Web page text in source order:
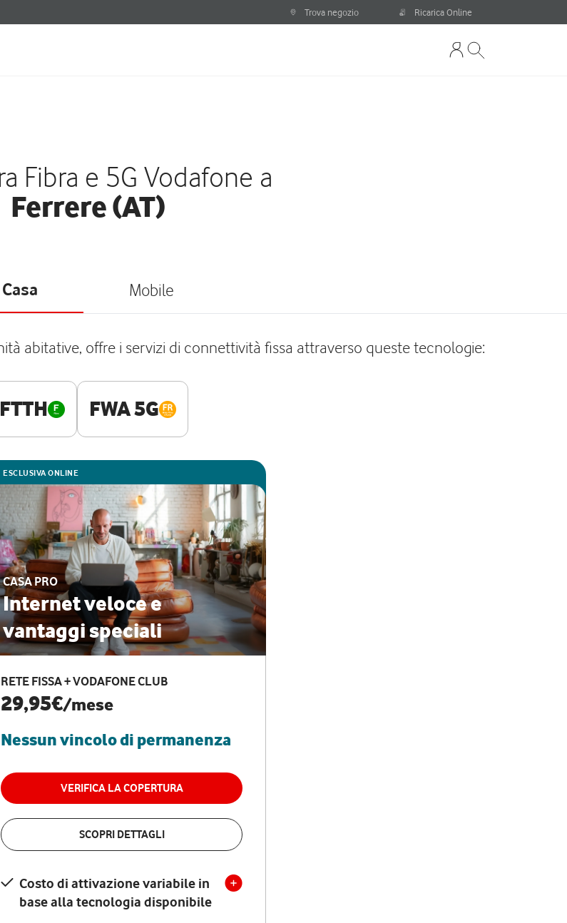
Trova negozio Ricarica Online
Fibra e 5G Vodafone a
Ferrere (AT)
Casa Mobile
abitative, offre i servizi di connettività fissa attraverso queste tecnologie:
FTTH FWA 5G
ESCLUSIVA ONLINE
CASA PRO
Internet veloce e
vantaggi speciali
RETE FISSA + VODAFONE CLUB
29,95€/mese
Nessun vincolo di permanenza
VERIFICA LA COPERTURA
SCOPRI DETTAGLI
Costo di attivazione variabile in
base alla tecnologia disponibile